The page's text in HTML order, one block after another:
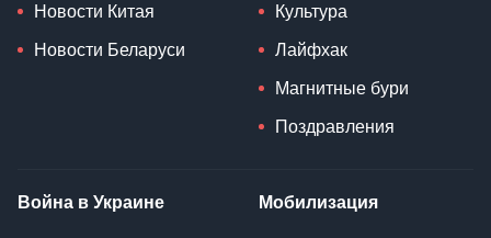
Новости Китая
Новости Беларуси
Культура
Лайфхак
Магнитные бури
Поздравления
Война в Украине Мобилизация